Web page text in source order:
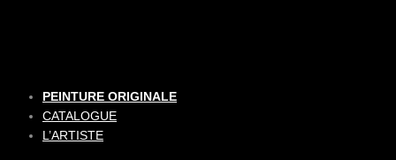
PEINTURE ORIGINALE
CATALOGUE
L’ARTISTE